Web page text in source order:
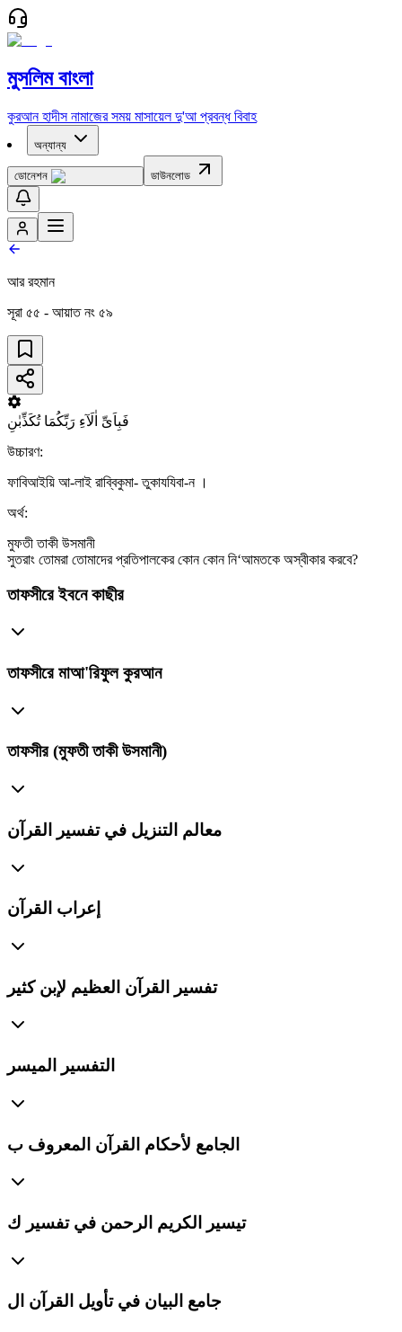
মুসলিম বাংলা
কুরআন হাদীস নামাজের সময় মাসায়েল দু'আ প্রবন্ধ বিবাহ
অন্যান্য
ডোনেশন ডাউনলোড
আর রহমান
সূরা ৫৫ - আয়াত নং ৫৯
فَبِاَیِّ اٰلَآءِ رَبِّکُمَا تُکَذِّبٰنِ
উচ্চারণ:
ফাবিআইয়ি আ-লাই রাব্বিকুমা- তুকাযযিবা-ন ।
অর্থ:
মুফতী তাকী উসমানী
সুতরাং তোমরা তোমাদের প্রতিপালকের কোন কোন নি‘আমতকে অস্বীকার করবে?
তাফসীরে ইবনে কাছীর
তাফসীরে মাআ'রিফুল কুরআন
তাফসীর (মুফতী তাকী উসমানী)
معالم التنزيل في تفسير القرآن
إعراب القرآن
تفسير القرآن العظيم لإبن كثير
التفسير الميسر
الجامع لأحكام القرآن المعروف ب
تيسير الكريم الرحمن في تفسير ك
جامع البيان في تأويل القرآن ال